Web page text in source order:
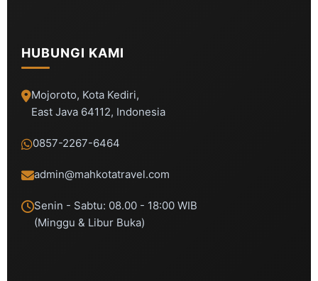
HUBUNGI KAMI
Mojoroto, Kota Kediri,
East Java 64112, Indonesia
0857-2267-6464
admin@mahkotatravel.com
Senin - Sabtu: 08.00 - 18:00 WIB
(Minggu & Libur Buka)